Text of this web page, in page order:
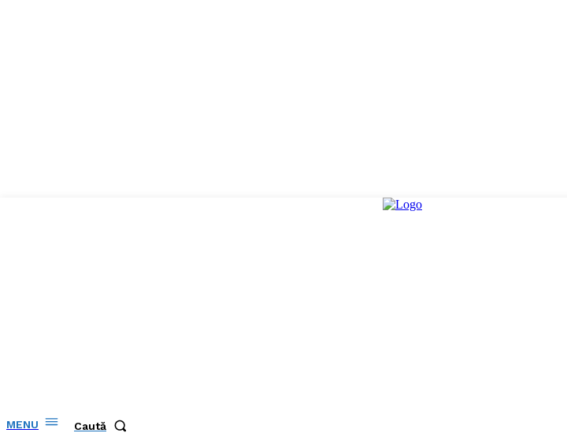
MENU Caută